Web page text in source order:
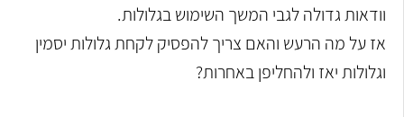
וודאות גדולה לגבי המשך השימוש בגלולות.
אז על מה הרעש והאם צריך להפסיק לקחת גלולות יסמין
וגלולות יאז ולהחליפן באחרות?